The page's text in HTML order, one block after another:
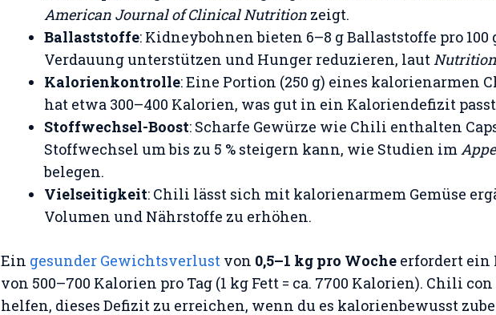
American Journal of Clinical Nutrition zeigt.
Ballaststoffe: Kidneybohnen bieten 6–8 g Ballaststoffe pro 100
Verdauung unterstützen und Hunger reduzieren, laut
Kalorienkontrolle: Eine Portion (250 g) eines kalorienarmen
hat etwa 300–400 Kalorien, was gut in ein Kaloriendefizit
Stoffwechsel-Boost: Scharfe Gewürze wie Chili enthalten
Stoffwechsel um bis zu 5 % steigern kann, wie Studien im
belegen.
Vielseitigkeit: Chili lässt sich mit kalorienarmem Gemüse
Volumen und Nährstoffe zu erhöhen.
Ein gesunder Gewichtsverlust von 0,5–1 kg pro Woche erfordert
von 500–700 Kalorien pro Tag (1 kg Fett = ca. 7700 Kalorien). Chili
helfen, dieses Defizit zu erreichen, wenn du es kalorienbewusst